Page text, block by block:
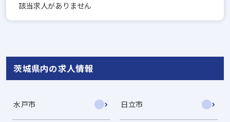
該当求人がありません
茨城県内の求人情報
水戸市 日立市